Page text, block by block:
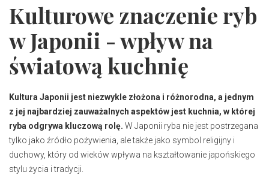
Kulturowe znaczenie ryb
w Japonii - wpływ na
światową kuchnię
Kultura Japonii jest niezwykle złożona i różnorodna, a jednym
z jej najbardziej zauważalnych aspektów jest kuchnia, w której
ryba odgrywa kluczową rolę. W Japonii ryba nie jest postrzegana
tylko jako źródło pożywienia, ale także jako symbol religijny i
duchowy, który od wieków wpływa na kształtowanie japońskiego
stylu życia i tradycji.